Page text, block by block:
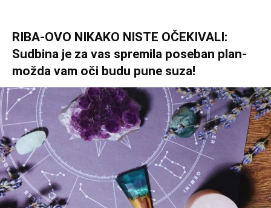
RIBA-OVO NIKAKO NISTE OČEKIVALI:
Sudbina je za vas spremila poseban plan-
možda vam oči budu pune suza!